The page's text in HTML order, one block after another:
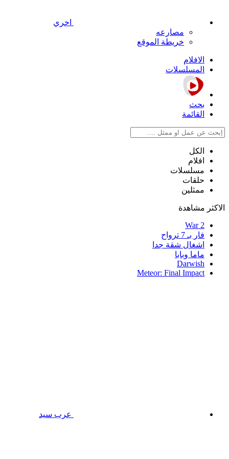
اخري
مصارعه
خريطة الموقع
الافلام
المسلسلات
بحث
القائمة
الكل
افلام
مسلسلات
حلقات
ممثلين
الاكثر مشاهدة
War 2
فار بـ 7 ترواح
اشغال شقة جدا
ماما وبابا
Darwish
Meteor: Final Impact
عرب سيد